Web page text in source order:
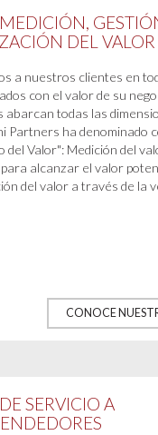
DEL VALOR
a nuestros clientes en
con el valor de su
abarcan todas las
Partners ha denominado
del Valor": Medición del
alcanzar el valor
del valor a través de la
CONOCE
SERVICIO A